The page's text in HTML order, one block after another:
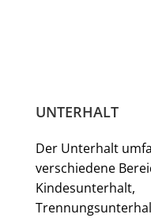
UNTERHALT
Der Unterhalt
verschiedene
Kindesunterhalt,